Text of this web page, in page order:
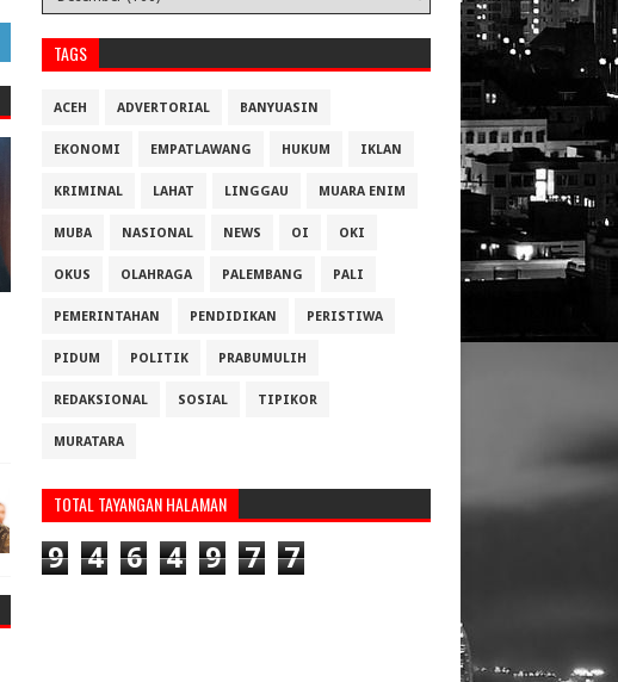
TAGS
ACEH ADVERTORIAL BANYUASIN
EKONOMI EMPATLAWANG HUKUM IKLAN
KRIMINAL LAHAT LINGGAU MUARA ENIM
MUBA NASIONAL NEWS OI OKI
OKUS OLAHRAGA PALEMBANG PALI
PEMERINTAHAN PENDIDIKAN PERISTIWA
PIDUM POLITIK PRABUMULIH
REDAKSIONAL SOSIAL TIPIKOR
MURATARA
TOTAL TAYANGAN HALAMAN
9 4 6 4 9 7 7